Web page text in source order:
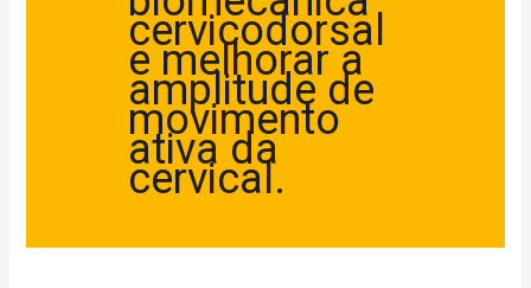
cervicodorsal
e melhorar a
amplitude de
movimento
ativa da
cervical.